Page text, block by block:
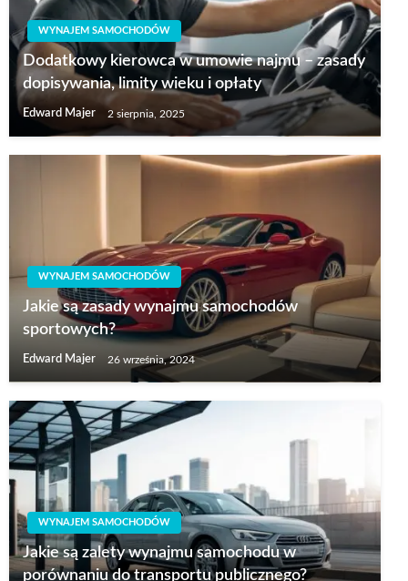
WYNAJEM SAMOCHODÓW
Dodatkowy kierowca w umowie najmu – zasady
dopisywania, limity wieku i opłaty
Edward Majer 2 sierpnia, 2025
WYNAJEM SAMOCHODÓW
Jakie są zasady wynajmu samochodów
sportowych?
Edward Majer 26 września, 2024
WYNAJEM SAMOCHODÓW
Jakie są zalety wynajmu samochodu w
porównaniu do transportu publicznego?